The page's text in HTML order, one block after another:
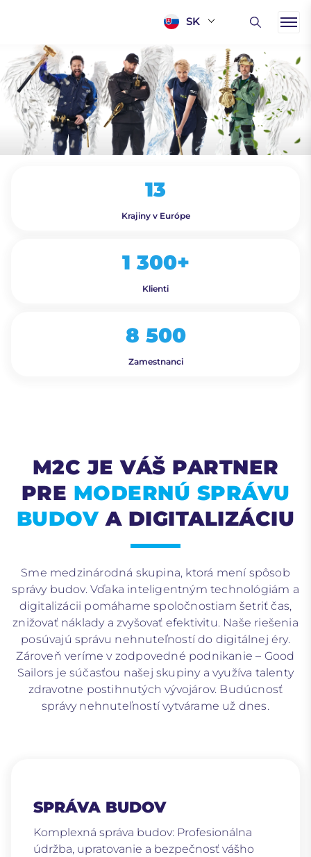
SK
13
Krajiny v Európe
1 300+
Klienti
8 500
Zamestnanci
M2C JE VÁŠ PARTNER
PRE MODERNÚ SPRÁVU
BUDOV A DIGITALIZÁCIU
Sme medzinárodná skupina, ktorá mení spôsob
správy budov. Vďaka inteligentným technológiám a
digitalizácii pomáhame spoločnostiam šetriť čas,
znižovať náklady a zvyšovať efektivitu. Naše riešenia
posúvajú správu nehnuteľností do digitálnej éry.
Zároveň veríme v zodpovedné podnikanie – Good
Sailors je súčasťou našej skupiny a využíva talenty
zdravotne postihnutých vývojárov. Budúcnosť
správy nehnuteľností vytvárame už dnes.
SPRÁVA BUDOV
Komplexná správa budov: Profesionálna
údržba, upratovanie a bezpečnosť vášho